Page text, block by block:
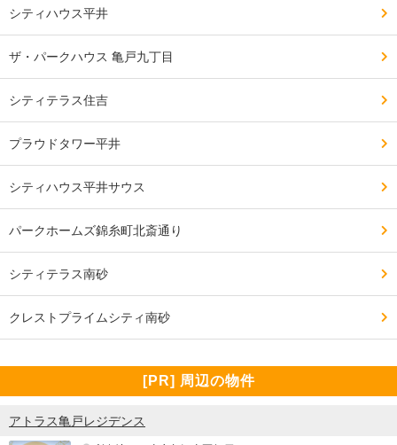
が、そこで仕事をしない人にとっては本当に要らない。
コンビニが入ってほしかった。
周辺環境について良い点、残念な点
ライフがカメイドクロックの中に入っているので、いつ
保育園もマンションの建物内にあるので、入れさえすれ
し通学に時間をかけてもらうことになる。
━━━━━━━━━━━━━━━━━━━
シティハウス平井
ザ・パークハウス 亀戸九丁目
シティテラス住吉
プラウドタワー平井
シティハウス平井サウス
パークホームズ錦糸町北斎通り
シティテラス南砂
クレストプライムシティ南砂
[PR] 周辺の物件
アトラス亀戸レジデンス